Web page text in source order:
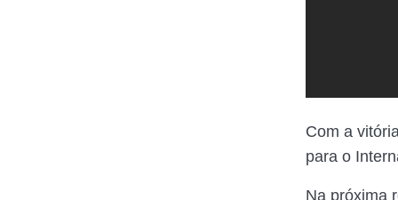
Com a
para o
Na próxima